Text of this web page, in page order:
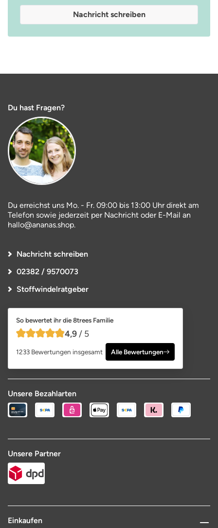
Nachricht schreiben
Du hast Fragen?
Du erreichst uns Mo. - Fr. 09:00 bis 13:00 Uhr direkt am
Telefon sowie jederzeit per Nachricht oder E-Mail an
hallo@ananas.shop.
Nachricht schreiben
02382 / 9570073
Stoffwindelratgeber
So bewertet ihr die 8trees Familie
4,9 von 5 Sternen
4,9 / 5
1233 Bewertungen insgesamt Alle Bewertungen
Unsere Bezahlarten
Unsere Partner
Einkaufen